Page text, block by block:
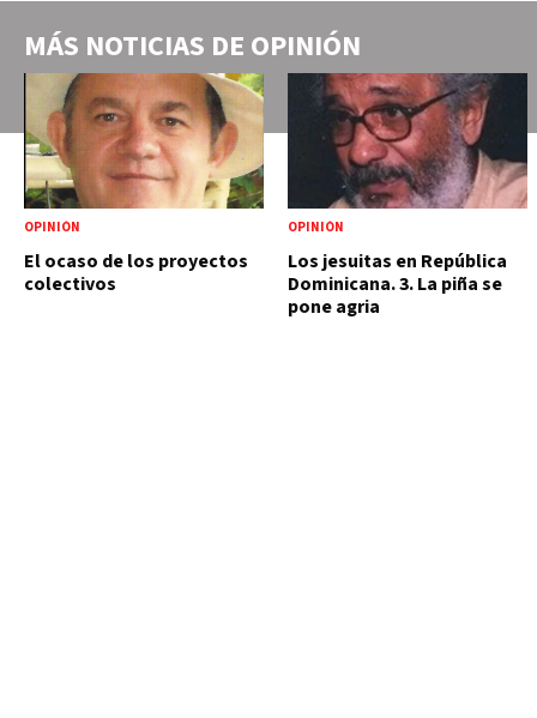
MÁS NOTICIAS DE OPINIÓN
OPINIÓN
El ocaso de los proyectos
colectivos
OPINIÓN
Los jesuitas en República
Dominicana. 3. La piña se
pone agria